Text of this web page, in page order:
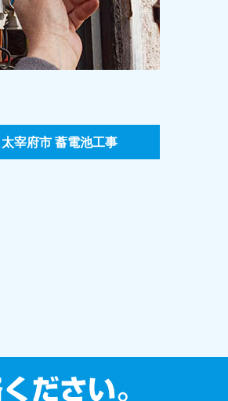
太宰府市 蓄電池工事